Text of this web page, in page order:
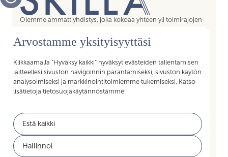
Arvostamme yksityisyyttäsi
Klikkaamalla "Hyväksy kaikki" hyväksyt evästeiden tallentamisen
laitteellesi sivuston navigoinnin parantamiseksi, sivuston käytön
analysoimiseksi ja markkinointitoimiemme tukemiseksi. Katso
lisätietoja tietosuojakäytännöstämme.
Estä kaikki
Hallinnoi
Olemme ammattiyhdistys, joka kokoaa yhteen yli toimirajojen
esihenkilöt ja päälliköt – kaikki sujuvan arjen mahdollistajat.
Liittymällä Skillan jäseneksi saat Akavan Erityisalojen liiton
Pikalinkit
Jäsenyys
Työelämän palvelut